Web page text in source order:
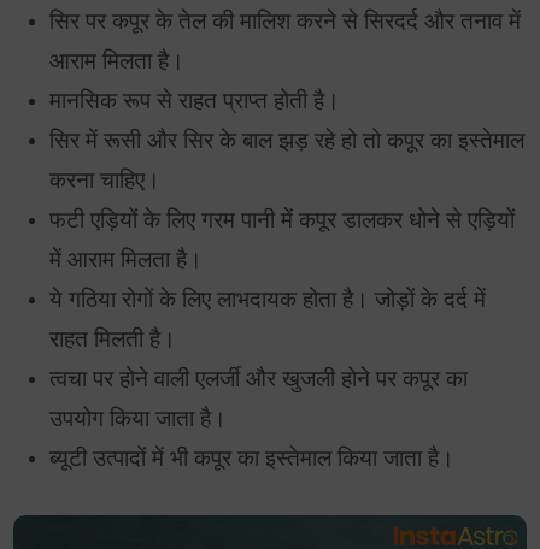
सिर पर कपूर के तेल की मालिश करने से सिरदर्द और तनाव में
आराम मिलता है।
मानसिक रूप से राहत प्राप्त होती है।
सिर में रूसी और सिर के बाल झड़ रहे हो तो कपूर का इस्तेमाल
करना चाहिए।
फटी एड़ियों के लिए गरम पानी में कपूर डालकर धोने से एड़ियों
में आराम मिलता है।
ये गठिया रोगों के लिए लाभदायक होता है। जोड़ों के दर्द में
राहत मिलती है।
त्वचा पर होने वाली एलर्जी और खुजली होने पर कपूर का
उपयोग किया जाता है।
ब्यूटी उत्पादों में भी कपूर का इस्तेमाल किया जाता है।